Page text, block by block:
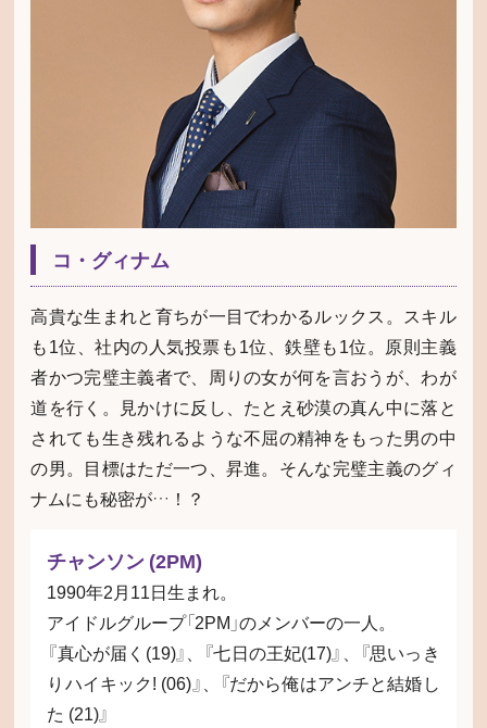
コ・グィナム
高貴な生まれと育ちが一目でわかるルックス。スキル
も1位、社内の人気投票も1位、鉄壁も1位。原則主義
者かつ完璧主義者で、周りの女が何を言おうが、わが
道を行く。見かけに反し、たとえ砂漠の真ん中に落と
されても生き残れるような不屈の精神をもった男の中
の男。目標はただ一つ、昇進。そんな完璧主義のグィ
ナムにも秘密が…！？
チャンソン (2PM)
1990年2月11日生まれ。
アイドルグループ「2PM」のメンバーの一人。
『真心が届く(19)』、『七日の王妃(17)』、『思いっき
りハイキック! (06)』、『だから俺はアンチと結婚し
た (21)』